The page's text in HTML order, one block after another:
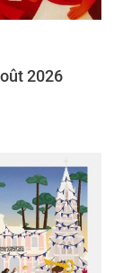
2026